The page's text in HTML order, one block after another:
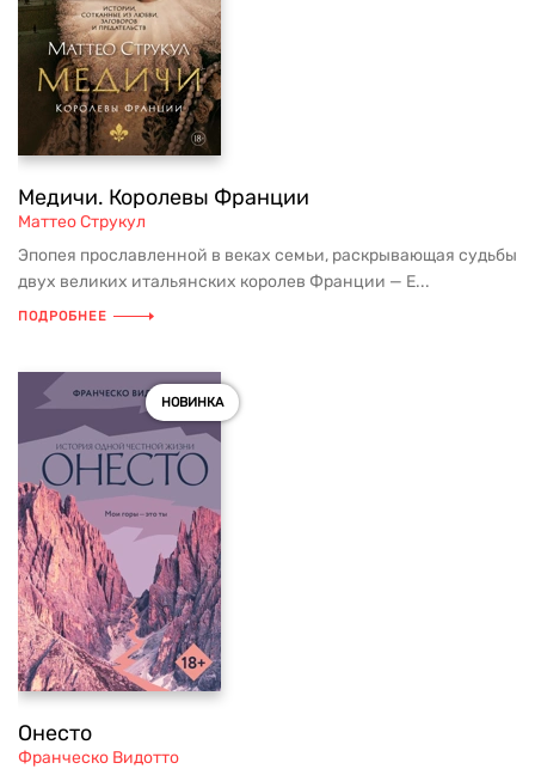
Медичи. Королевы Франции
Маттео Струкул
Эпопея прославленной в веках семьи, раскрывающая судьбы
двух великих итальянских королев Франции — Е...
ПОДРОБНЕЕ
НОВИНКА
Онесто
Франческо Видотто